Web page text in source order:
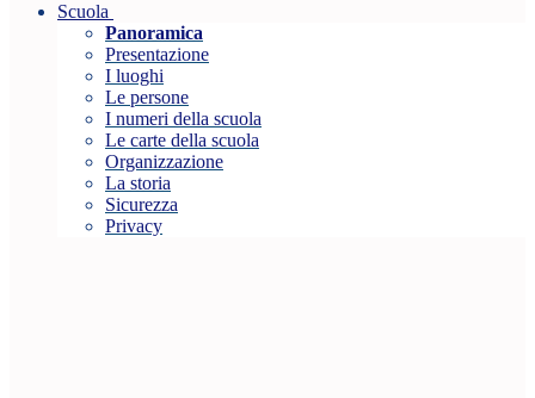
Scuola
Panoramica
Presentazione
I luoghi
Le persone
I numeri della scuola
Le carte della scuola
Organizzazione
La storia
Sicurezza
Privacy